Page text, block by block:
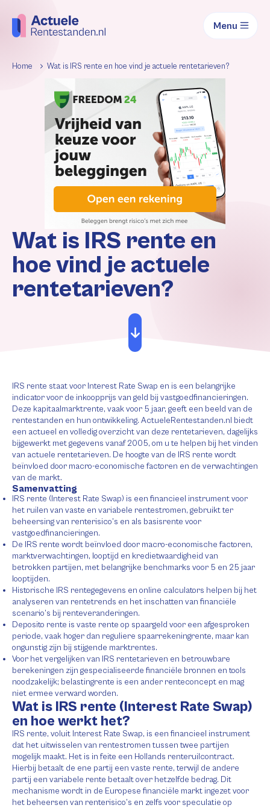
Menu
Home Wat is IRS rente en hoe vind je actuele rentetarieven?
Wat is IRS rente en
hoe vind je actuele
rentetarieven?
IRS rente staat voor Interest Rate Swap en is een belangrijke
indicator voor de inkoopprijs van geld bij vastgoedfinancieringen.
Deze kapitaalmarktrente, vaak voor 5 jaar, geeft een beeld van de
rentestanden en hun ontwikkeling. ActueleRentestanden.nl biedt
een actueel en volledig overzicht van deze rentetarieven, dagelijks
bijgewerkt met gegevens vanaf 2005, om u te helpen bij het vinden
van actuele rentetarieven. De hoogte van de IRS rente wordt
beïnvloed door macro-economische factoren en de verwachtingen
van de markt.
Samenvatting
IRS rente (Interest Rate Swap) is een financieel instrument voor
het ruilen van vaste en variabele rentestromen, gebruikt ter
beheersing van renterisico’s en als basisrente voor
vastgoedfinancieringen.
De IRS rente wordt beïnvloed door macro-economische factoren,
marktverwachtingen, looptijd en kredietwaardigheid van
betrokken partijen, met belangrijke benchmarks voor 5 en 25 jaar
looptijden.
Historische IRS rentegegevens en online calculators helpen bij het
analyseren van rentetrends en het inschatten van financiële
scenario’s bij renteveranderingen.
Deposito rente is vaste rente op spaargeld voor een afgesproken
periode, vaak hoger dan reguliere spaarrekeningrente, maar kan
ongunstig zijn bij stijgende marktrentes.
Voor het vergelijken van IRS rentetarieven en betrouwbare
berekeningen zijn gespecialiseerde financiële bronnen en tools
noodzakelijk; belastingrente is een ander renteconcept en mag
niet ermee verward worden.
Wat is IRS rente (Interest Rate Swap)
en hoe werkt het?
IRS rente, voluit Interest Rate Swap, is een financieel instrument
dat het uitwisselen van rentestromen tussen twee partijen
mogelijk maakt. Het is in feite een Hollands renteruilcontract.
Hierbij betaalt de ene partij een vaste rente, terwijl de andere
partij een variabele rente betaalt over hetzelfde bedrag. Dit
mechanisme wordt in de Europese financiële markt ingezet voor
het beheersen van renterisico’s en zelfs voor speculatie op